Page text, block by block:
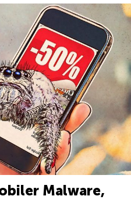
Malware,